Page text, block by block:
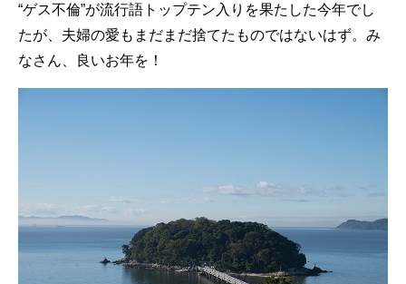
“ゲス不倫”が流行語トップテン入りを果たした今年でし
たが、夫婦の愛もまだまだ捨てたものではないはず。み
なさん、良いお年を！